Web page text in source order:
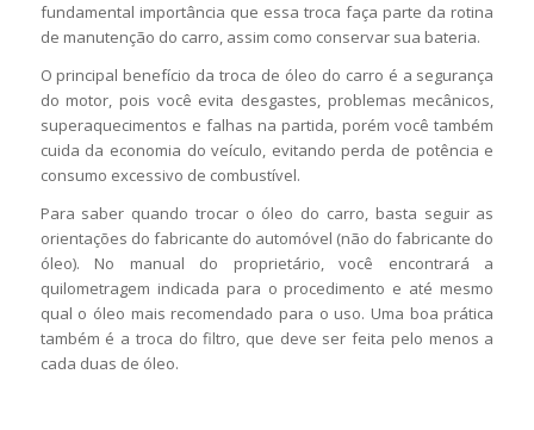
fundamental importância que essa troca faça parte da rotina
de manutenção do carro, assim como conservar sua bateria.
O principal benefício da troca de óleo do carro é a segurança
do motor, pois você evita desgastes, problemas mecânicos,
superaquecimentos e falhas na partida, porém você também
cuida da economia do veículo, evitando perda de potência e
consumo excessivo de combustível.
Para saber quando trocar o óleo do carro, basta seguir as
orientações do fabricante do automóvel (não do fabricante do
óleo). No manual do proprietário, você encontrará a
quilometragem indicada para o procedimento e até mesmo
qual o óleo mais recomendado para o uso. Uma boa prática
também é a troca do filtro, que deve ser feita pelo menos a
cada duas de óleo.